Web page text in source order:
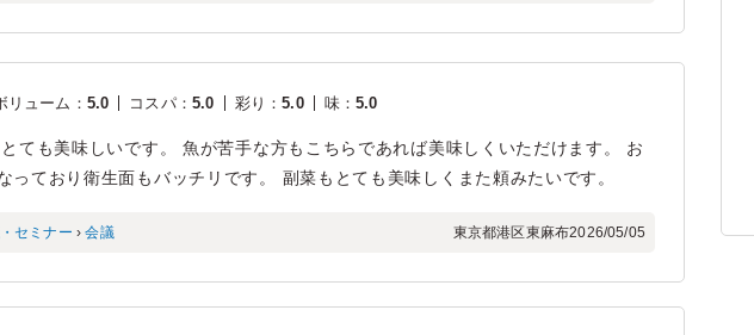
リューム ： 5.0 コスパ： 5.0 彩り ：5.0 味：5.0
ても美味しいです。 魚が苦手な方もこちらであれば美味しくいただけます。 お
っており衛生面もバッチリです。 副菜もとても美味しくまた頼みたいです。
セミナー ›会議 東京都港区東麻布2026/05/05